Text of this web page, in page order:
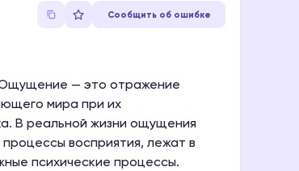
Сообщить об ошибке
Ощущение — это отражение
мира при их
В реальной жизни ощущения
восприятия, лежат в
психические процессы.